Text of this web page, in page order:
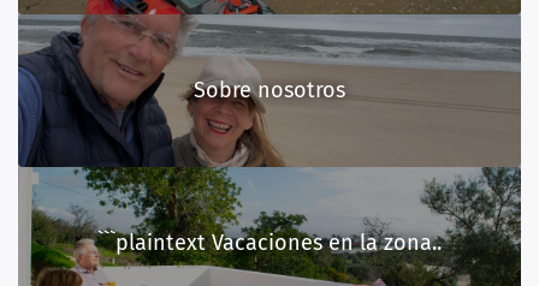
Sobre nosotros
```plaintext Vacaciones en la zona..